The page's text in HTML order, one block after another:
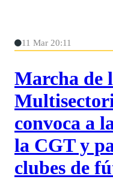
11 Mar 20:11
Marcha de
convoca a
la CGT y
clubes de